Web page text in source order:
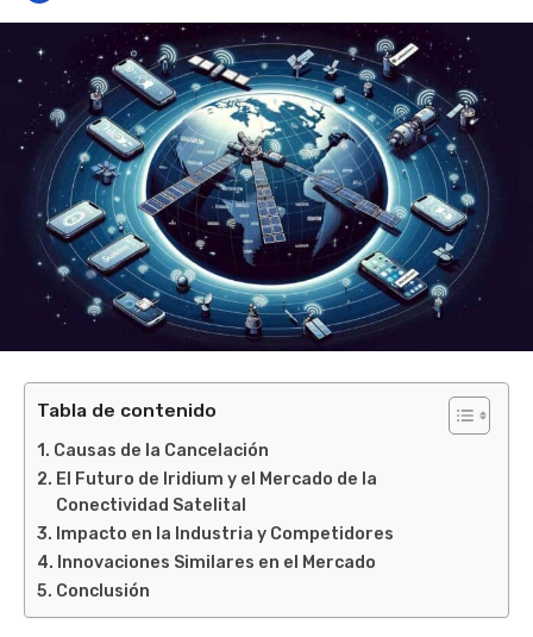
Tabla de contenido
Causas de la Cancelación
El Futuro de Iridium y el Mercado de la
Conectividad Satelital
Impacto en la Industria y Competidores
Innovaciones Similares en el Mercado
Conclusión